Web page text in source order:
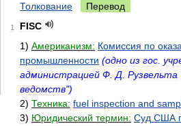
Толкование Перевод
1
FISC
1) Американизм: Комиссия по
промышленности (одно из гос
администрацией Ф Д Рузвельта
ведомств")
2) Техника: fuel inspection and
3) Юридический термин: Суд США